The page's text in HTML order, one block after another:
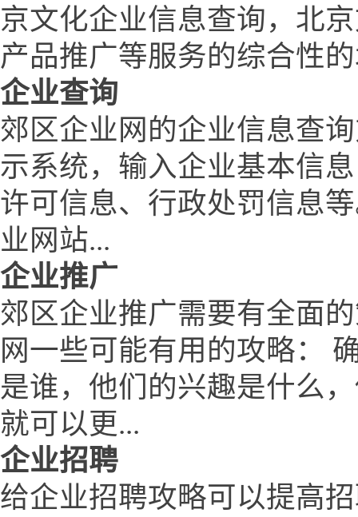
京文化企业信息查询，北
产品推广等服务的综合性
企业查询
郊区企业网的企业信息查
示系统，输入企业基本信
许可信息、行政处罚信息
业网站...
企业推广
郊区企业推广需要有全面
网一些可能有用的攻略：
是谁，他们的兴趣是什么
就可以更...
企业招聘
给企业招聘攻略可以提高